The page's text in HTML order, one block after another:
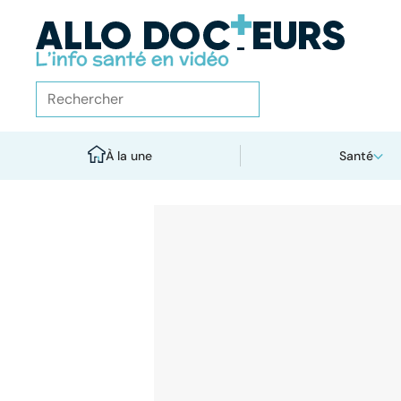
À la une Santé